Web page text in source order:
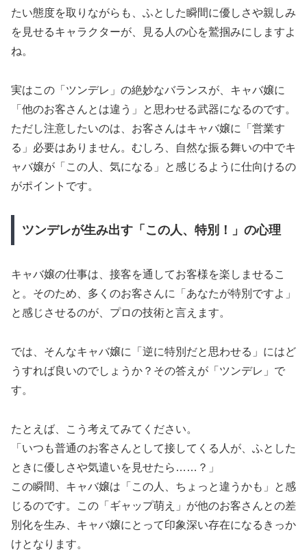
たい態度を取りながらも、ふとした瞬間に優しさや親しみ
を見せるキャラクターが、見る人の心を鷲掴みにしますよ
ね。
実はこの「ツンデレ」の絶妙なバランスが、キャバ嬢に
「他のお客さんとは違う」と思わせる武器になるのです。
ただし注意したいのは、お客さんはキャバ嬢に「営業す
る」必要はありません。むしろ、自然な振る舞いの中でキ
ャバ嬢が「この人、気になる」と感じるように仕向けるの
がポイントです。
ツンデレが生み出す「この人、特別！」の心理
キャバ嬢の仕事は、接客を通してお客様を楽しませるこ
と。そのため、多くのお客さんに「あなたが特別ですよ」
と感じさせるのが、プロの技術と言えます。
では、そんなキャバ嬢に「逆に特別だと思わせる」にはど
うすれば良いのでしょうか？その答えが「ツンデレ」で
す。
たとえば、こう考えてみてください。
「いつも普通のお客さんとして接してくる人が、ふとした
ときに優しさや気遣いを見せたら……？」
この瞬間、キャバ嬢は「この人、ちょっと違うかも」と感
じるのです。この「ギャップ萌え」が他のお客さんとの差
別化を生み、キャバ嬢にとって印象深い存在になるきっか
けとなります。